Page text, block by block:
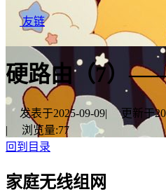
友链
硬路由（7）
发表于2025-09-09| 更新于
|
浏览量:77
回到目录
家庭无线组网